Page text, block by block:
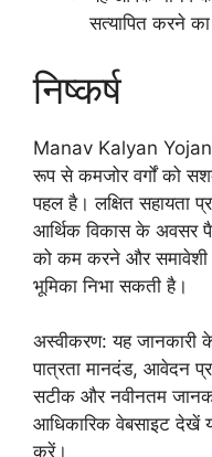
सत्यापित करने
निष्कर्ष
Manav Kalyan
रूप से कमजोर वर्गों को
पहल है। लक्षित सहायता
आर्थिक विकास के अवसर
को कम करने और समावेशी
भूमिका निभा सकती है।
अस्वीकरण: यह जानकारी
पात्रता मानदंड, आवेदन
सटीक और नवीनतम
आधिकारिक वेबसाइट देखें
करें।